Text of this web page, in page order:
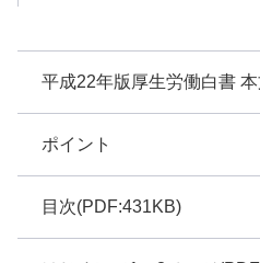
平成22年版厚生労働白書 本
ポイント
目次(PDF:431KB)